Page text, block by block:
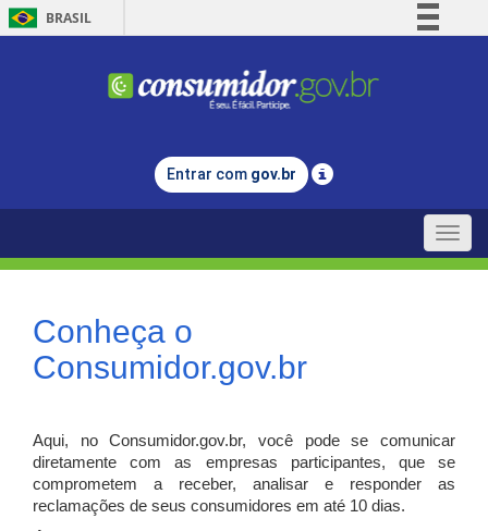
BRASIL
Comunica BR
Legislação
Entrar com gov.br
Toggle
Conheça o
Consumidor.gov.br
Aqui, no Consumidor.gov.br, você pode se comunicar
diretamente com as empresas participantes, que se
comprometem a receber, analisar e responder as
reclamações de seus consumidores em até 10 dias.